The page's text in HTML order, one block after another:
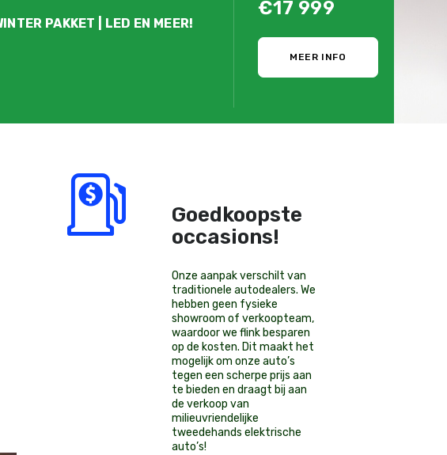
PAKKET | LED EN MEER!
€17 999
MEER INFO
Goedkoopste
occasions!
Onze aanpak verschilt van
traditionele autodealers. We
hebben geen fysieke
showroom of verkoopteam,
waardoor we flink besparen
op de kosten. Dit maakt het
mogelijk om onze auto’s
tegen een scherpe prijs aan
te bieden en draagt bij aan
de verkoop van
milieuvriendelijke
tweedehands elektrische
auto’s!